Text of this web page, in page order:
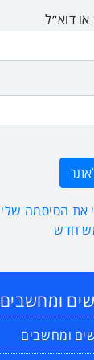
דוא״ל
את הסיסמה שלי
חדש
ומחשבים
ומחשבים